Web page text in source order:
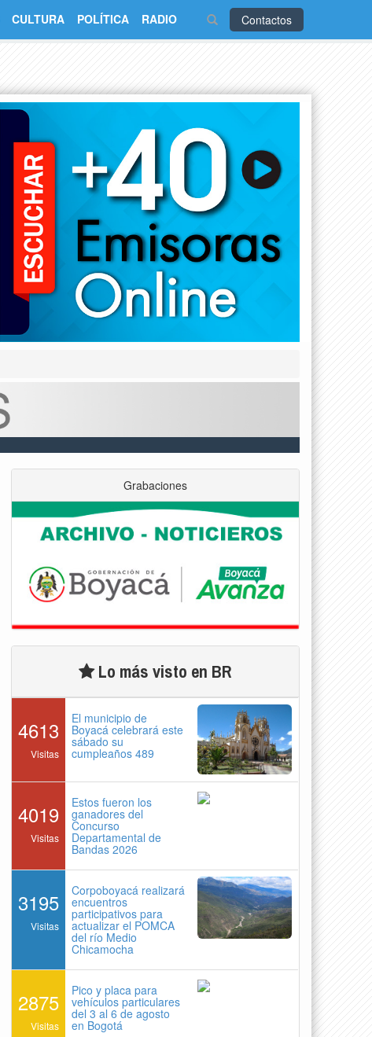
Contactos
CULTURA POLÍTICA RADIO
Grabaciones
Lo más visto en BR
4613
Visitas
El municipio de
Boyacá celebrará este
sábado su
cumpleaños 489
4019
Visitas
Estos fueron los
ganadores del
Concurso
Departamental de
Bandas 2026
3195
Visitas
Corpoboyacá realizará
encuentros
participativos para
actualizar el POMCA
del río Medio
Chicamocha
2875
Visitas
Pico y placa para
vehículos particulares
del 3 al 6 de agosto
en Bogotá